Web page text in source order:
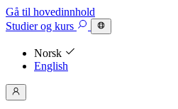
Gå til hovedinnhold
Studierog kurs
Norsk
English